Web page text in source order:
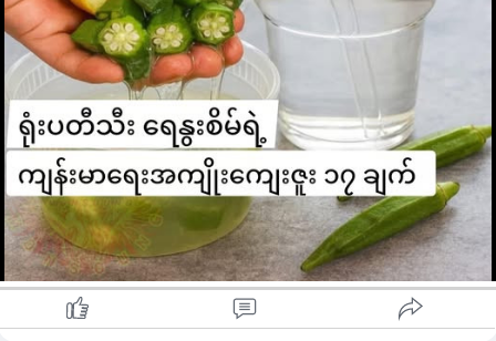
။ အဆစ်အမြစ် တောင့်တင်းခြင်းကို သက်သာစေခြင်း။
၀။ ပင်ပန်းနွမ်းနယ်သော ကြွက်သားများကို ပြန်လည်လန်းဆန်းစေ
ြင်း။
၁။ နေ့သစ်အတွက် စွမ်းအင်တိုးစေခြင်း။
၂။ အတွင်းမှ အပြင်သို့ ကြည်လင်တောက်ပသော အသားအရေကို
ပိုးပေးခြင်း။
၃။ ဗိုက်ပွခြင်းကို သက်သာစေခြင်း။
၄။ သဘာဝ အမျှင်ဓာတ်ဖြင့် ခန္ဓာကိုယ်ကို အာဟာရဖြည့်တင်းပေး
ြင်း။
၅။ ကျန်းမာသော နေထိုင်မှုပုံစံနှင့် တွဲဖက်ပါက ကိုယ်အလေးချိန်
ျှတမှုကို မြှင့်တင်ပေးခြင်း။
၆။ ခန္ဓာကိုယ်ကို ညင်သာစွာ သန့်စင်ပေးခြင်း။
၇။ တစ်ကိုယ်လုံး ပေါ့ပါး လန်းဆန်းမှုကို ခံစားရစေခြင်း။
အရာများသည် ဆေးဘက်ဆိုင်ရာ အတည်ပြုချက်များ မဟုတ်